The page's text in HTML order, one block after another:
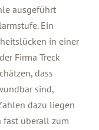
ausgeführt
Ein
in einer
Firma Treck
, dass
sind,
dazu liegen
fast überall zum